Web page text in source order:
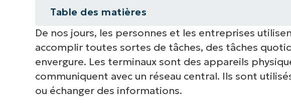
Table des matières
Pourquoi faut-il se préoccuper de la sécurité
Qu’est-ce que la surveillance des terminaux ?
3 avantages de la surveillance des terminaux
De nos jours, les personnes et les entreprises
accomplir toutes sortes de tâches, des tâches
envergure. Les terminaux sont des appareils
communiquent avec un réseau central. Ils sont
ou échanger des informations.